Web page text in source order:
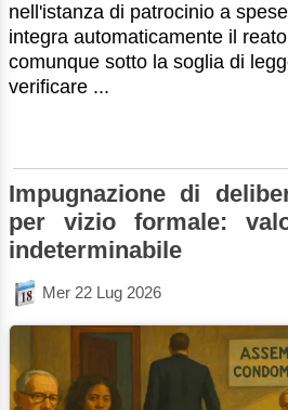
nell'istanza di patrocinio a
integra automaticamente il
comunque sotto la soglia di
verificare ...
Impugnazione di
per vizio formale:
indeterminabile
Mer 22 Lug 2026